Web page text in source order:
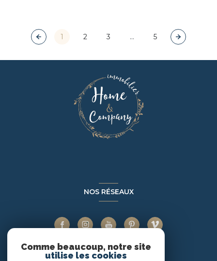
1 2 3 ... 5
NOS RÉSEAUX
Comme beaucoup, notre site
utilise les cookies